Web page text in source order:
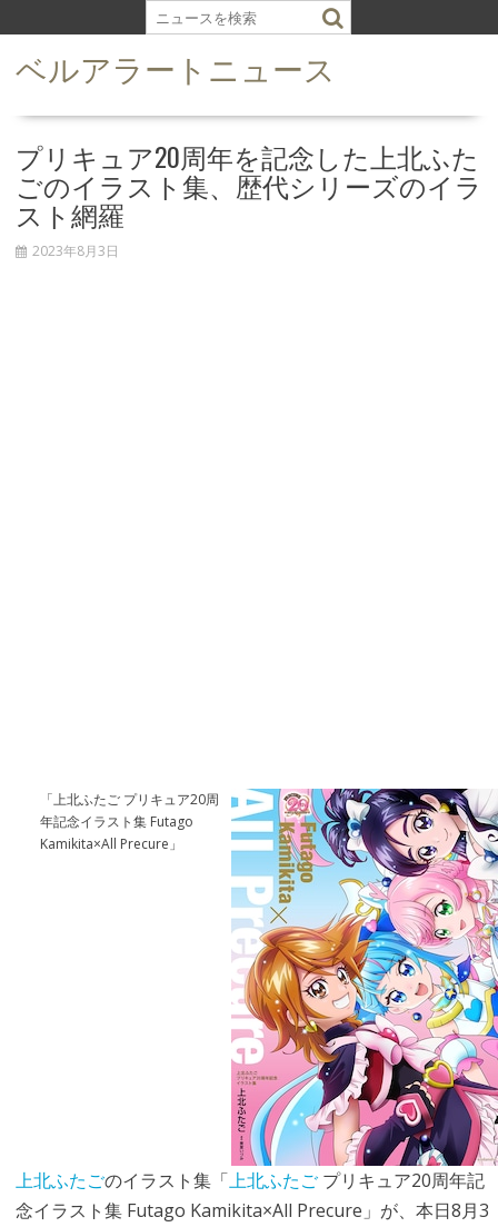
k
ベルアラートニュース
プリキュア20周年を記念した上北ふた
ごのイラスト集、歴代シリーズのイラ
スト網羅
2023年8月3日
「上北ふたご プリキュア20周
年記念イラスト集 Futago
Kamikita×All Precure」
上北ふたごのイラスト集「上北ふたごプリキュア20周年記
念イラスト集 Futago Kamikita×All Precure」が、本日8月3